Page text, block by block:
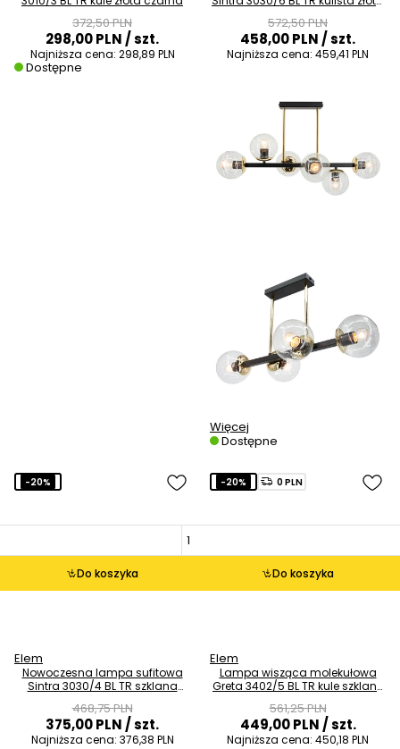
372,50 PLN
298,00 PLN/ szt.
Najniższa cena: 298,89 PLN
Dostępne
572,50 PLN
458,00 PLN/ szt.
Najniższa cena: 459,41 PLN
Więcej
Dostępne
Do koszyka
-20%
Elem
Nowoczesna lampa sufitowa
Sintra 3030/4 BL TR szklana
468,75 PLN
375,00 PLN/ szt.
Najniższa cena: 376,38 PLN
Do koszyka
-20% 0 PLN
Elem
Lampa wisząca molekułowa
Greta 3402/5 BL TR kule szklane
561,25 PLN
449,00 PLN/ szt.
Najniższa cena: 450,18 PLN